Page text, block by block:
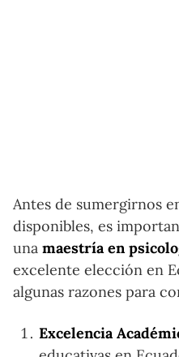
Antes de sumergirnos
disponibles, es
una maestría en
excelente elección en
algunas razones para
Excelencia